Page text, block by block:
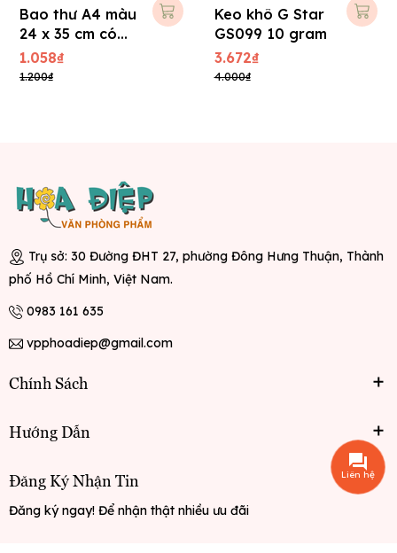
Bao thư A4 màu
24 x 35 cm có
chữ Hồ Sơ ( 3
màu ) ( 100 cái/
1.058₫
1.200₫
Keo khô G Star
GS099 10 gram
3.672₫
4.000₫
Trụ sở: 30 Đường ĐHT 27, phường Đông Hưng Thuận, Thành
phố Hồ Chí Minh, Việt Nam.
0983 161 635
vpphoadiep@gmail.com
Chính Sách
Hướng Dẫn
Đăng Ký Nhận Tin
Đăng ký ngay! Để nhận thật nhiều ưu đãi
Liên hệ